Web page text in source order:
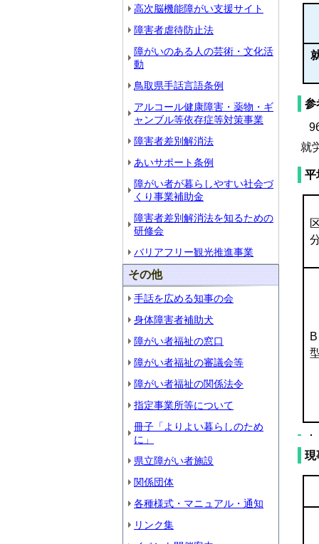
高次脳機能障がい支援サイト
障害者虐待防止法
障がいのある人の芸術・文化活
動
鳥取県手話言語条例
アルコール健康障害・薬物・ギ
ャンブル等依存症等対策事業
障害者差別解消法
あいサポート条例
障がい者が暮らしやすい社会づ
くり事業補助金
障害者差別解消法を知るための
研修会
バリアフリー観光推進事業
その他
手話を広める知事の会
身体障害者補助犬
障がい者福祉の窓口
障がい者福祉の審議会等
障がい者福祉の関係法令
指定事業所等について
冊子「よりよい暮らしのため
に」
県立障がい者施設
関係団体
各種様式・マニュアル・通知
リンク集
参
就
平
B
現